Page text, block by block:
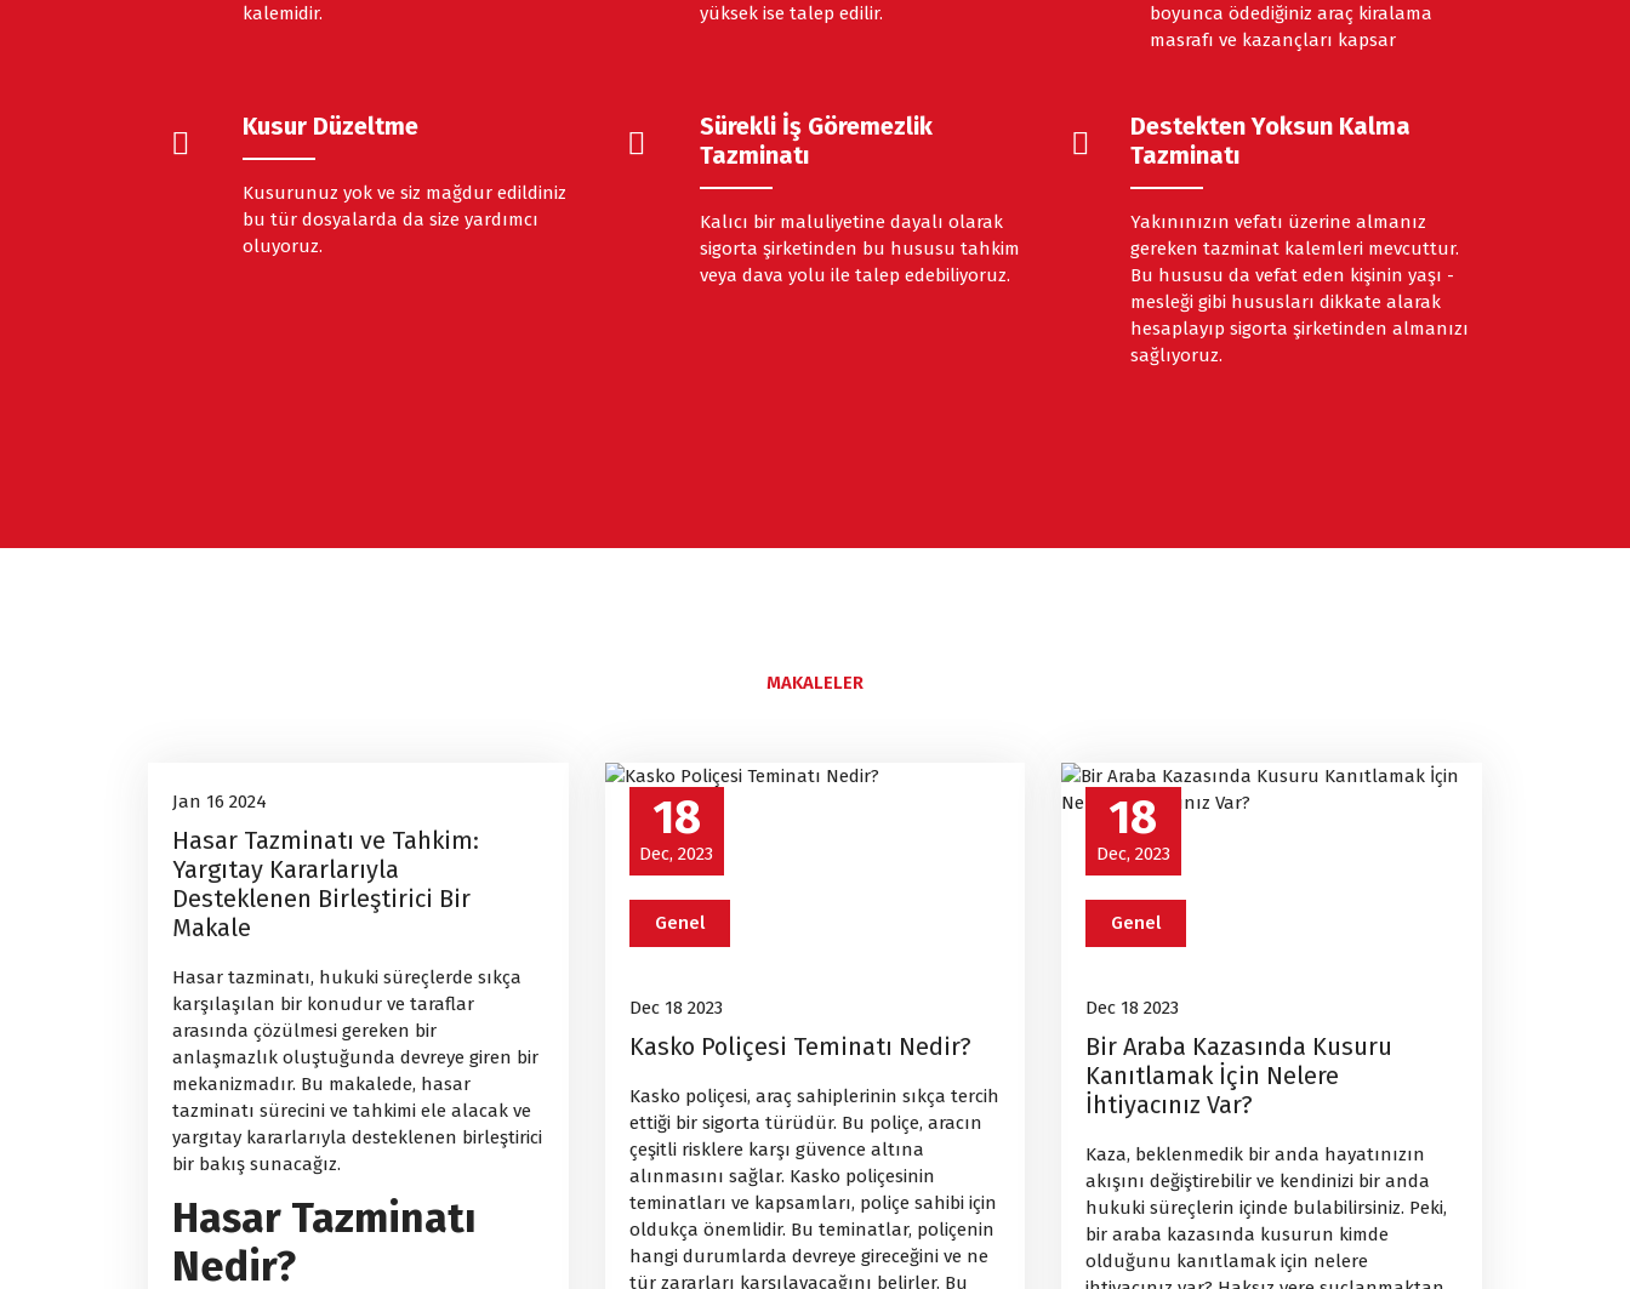
kalemidir.
yüksek ise talep edilir.
boyunca ödediğiniz araç kiralama
masrafı ve kazançları kapsar
Kusur Düzeltme
Kusurunuz yok ve siz mağdur edildiniz
bu tür dosyalarda da size yardımcı
oluyoruz.
Sürekli İş Göremezlik
Tazminatı
Kalıcı bir maluliyetine dayalı olarak
sigorta şirketinden bu hususu tahkim
veya dava yolu ile talep edebiliyoruz.
Destekten Yoksun Kalma
Tazminatı
Yakınınızın vefatı üzerine almanız
gereken tazminat kalemleri mevcuttur.
Bu hususu da vefat eden kişinin yaşı -
mesleği gibi hususları dikkate alarak
hesaplayıp sigorta şirketinden almanızı
sağlıyoruz.
MAKALELER
16
Jan, 2024
Jan 16 2024
Hasar Tazminatı ve Tahkim:
Yargıtay Kararlarıyla
Desteklenen Birleştirici Bir
Makale
Hasar tazminatı, hukuki süreçlerde sıkça
karşılaşılan bir konudur ve taraflar
arasında çözülmesi gereken bir
anlaşmazlık oluştuğunda devreye giren bir
mekanizmadır. Bu makalede, hasar
tazminatı sürecini ve tahkimi ele alacak ve
yargıtay kararlarıyla desteklenen birleştirici
bir bakış sunacağız.
Hasar Tazminatı
Nedir?
18
Dec, 2023
Genel
Dec 18 2023
Kasko Poliçesi Teminatı Nedir?
Kasko poliçesi, araç sahiplerinin sıkça tercih
ettiği bir sigorta türüdür. Bu poliçe, aracın
çeşitli risklere karşı güvence altına
alınmasını sağlar. Kasko poliçesinin
teminatları ve kapsamları, poliçe sahibi için
oldukça önemlidir. Bu teminatlar, poliçenin
hangi durumlarda devreye gireceğini ve ne
tür zararları karşılayacağını belirler. Bu
18
Dec, 2023
Genel
Dec 18 2023
Bir Araba Kazasında Kusuru
Kanıtlamak İçin Nelere
İhtiyacınız Var?
Kaza, beklenmedik bir anda hayatınızın
akışını değiştirebilir ve kendinizi bir anda
hukuki süreçlerin içinde bulabilirsiniz. Peki,
bir araba kazasında kusurun kimde
olduğunu kanıtlamak için nelere